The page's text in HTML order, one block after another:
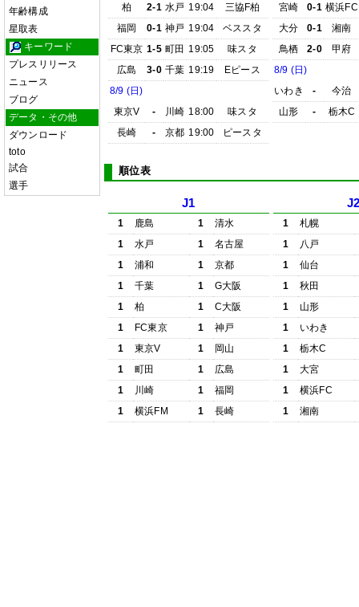
年齢構成
星取表
キーワード
プレスリリース
ニュース
ブログ
データ・その他
ダウンロード
toto
試合
選手
柏
2-1 水戸 19:04
三協F柏
福岡
0-1 神戸 19:04
ベススタ
FC東京 1-5 町田 19:05
味スタ
広島
3-0 千葉 19:19
Eピース
8/9 (日)
東京V
- 川崎 18:00
味スタ
長崎
- 京都 19:00 ピースタ
宮崎
0-1 横浜FC
大分
0-1
湘南
鳥栖
2-0
甲府
8/9 (日)
いわき
-
今治
山形
- 栃木C
順位表
J1
1 鹿島 1
清水
1
水戸 1
名古屋
1
浦和 1
京都
1
千葉 1
G大阪
1
柏 1
C大阪
1
FC東京 1
神戸
1
東京V 1
岡山
1
町田 1
広島
1
川崎 1
福岡
1
横浜FM 1 長崎
1
札幌
1
八戸
1
仙台
1
秋田
1
山形
1
いわき
1
栃木C
1
大宮
1
横浜FC
1
湘南